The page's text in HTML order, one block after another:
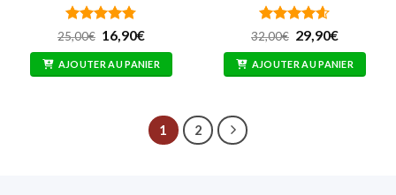
Note 4.77
25,00€ Le
initial
était :
16,90€Le
actuel
est :
AJOUTER AU PANIER
Note 4.57
32,00€ Le
initial
était :
29,90€Le
actuel
est :
AJOUTER AU PANIER
1 2